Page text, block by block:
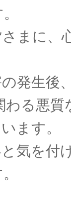
まに、
発生後
わる悪質
ます。
気を付